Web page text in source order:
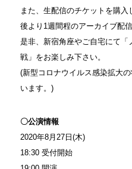
また、生配信のチケットを購
後より1週間程のアーカイブ配信
是非、新宿角座やご自宅にて
戦」をお楽しみ下さい。
(新型コロナウイルス感染拡大
います。)
〇公演情報
2020年8月27日(木)
18:30 受付開始